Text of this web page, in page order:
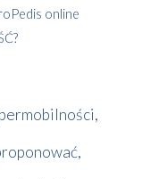
online